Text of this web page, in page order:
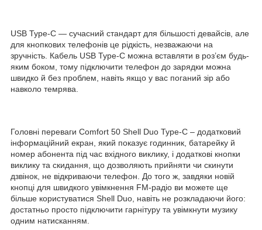
USB Type-C — сучасний стандарт для більшості девайсів, але
для кнопкових телефонів це рідкість, незважаючи на
зручність. Кабель USB Type-C можна вставляти в роз’єм будь-
яким боком, тому підключити телефон до зарядки можна
швидко й без проблем, навіть якщо у вас поганий зір або
навколо темрява.
Головні переваги Comfort 50 Shell Duo Type-C – додатковий
інформаційний екран, який показує годинник, батарейку й
номер абонента під час вхідного виклику, і додаткові кнопки
виклику та скидання, що дозволяють прийняти чи скинути
дзвінок, не відкриваючи телефон. До того ж, завдяки новій
кнопці для швидкого увімкнення FM-радіо ви можете ще
більше користуватися Shell Duo, навіть не розкладаючи його:
достатньо просто підключити гарнітуру та увімкнути музику
одним натисканням.